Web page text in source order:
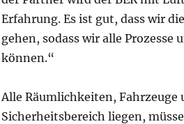
Erfahrung. Es ist gut, dass wir
gehen, sodass wir alle
können.“
Alle Räumlichkeiten,
Sicherheitsbereich liegen,